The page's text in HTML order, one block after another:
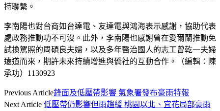
持聯繫。
李南陽也對台商如台達電、友達電與鴻海表示感謝，協助代表
處政務推動功不可沒。此外，李南陽也感謝曾在愛爾蘭推動免
試換駕照的周碩良夫婦，以及多年醫治國人的志工曾乾一夫婦
遠道而來，期許未來持續增進與僑社的互動合作。（編輯：陳
承功）1130923
Previous Article鋒面及低壓帶影響 氣象署發布豪雨特報
Next Article 低壓帶仍影響但雨趨緩 桃園以北、宜花局部豪雨